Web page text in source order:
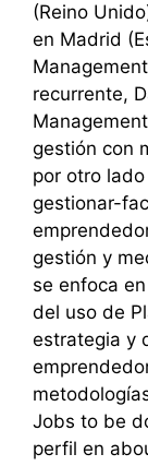
(Reino
en Madrid
recurrente,
gestión con
por otro
gestionar-
gestión y
se enfoca
del uso de
estrategia y
Jobs to be
perfil en